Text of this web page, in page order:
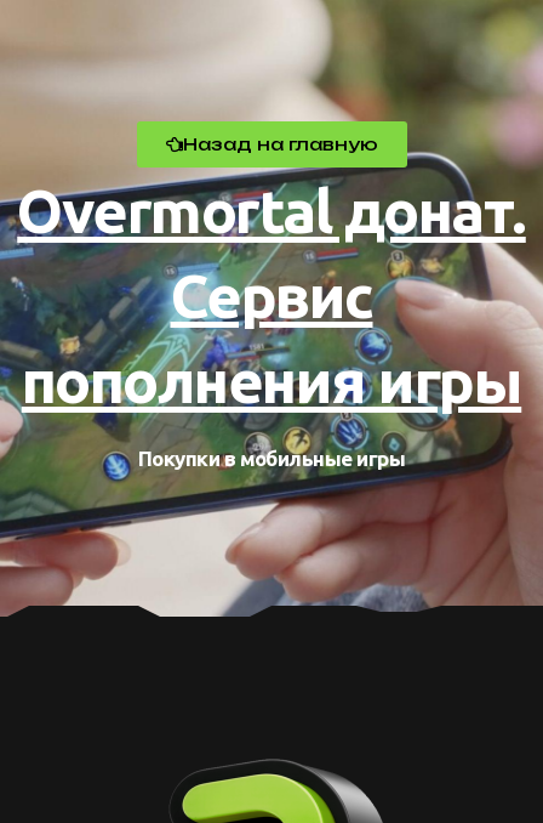
Назад на главную
Overmortal донат.
Сервис
пополнения игры
Покупки в мобильные игры